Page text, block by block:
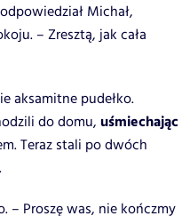
Michał,
– Zresztą, jak cała
aksamitne pudełko.
do domu, uśmiechając
Teraz stali po dwóch
– Proszę was, nie kończmy